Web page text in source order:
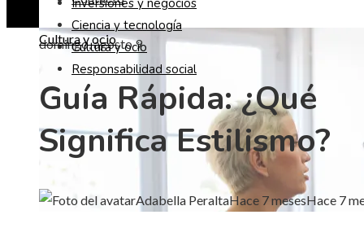
domingo, agosto 9
Inversiones y negocios
Ciencia y tecnología
Cultura y ocio
Responsabilidad social
Cultura y ocio
Guía Rápida: ¿Qué
Significa Estilismo?
Adabella PeraltaHace 7 mesesHace 7